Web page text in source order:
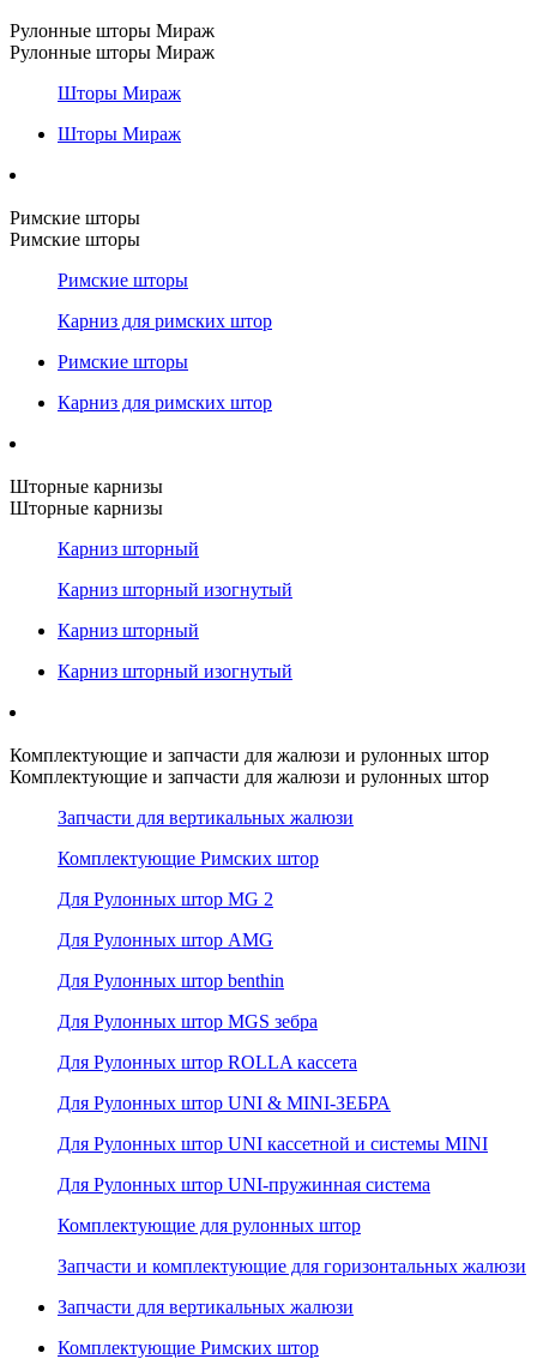
Рулонные шторы Мираж
Рулонные шторы Мираж
Шторы Мираж
Шторы Мираж
Римские шторы
Римские шторы
Римские шторы
Карниз для римских штор
Римские шторы
Карниз для римских штор
Шторные карнизы
Шторные карнизы
Карниз шторный
Карниз шторный изогнутый
Карниз шторный
Карниз шторный изогнутый
Комплектующие и запчасти для жалюзи и рулонных штор
Комплектующие и запчасти для жалюзи и рулонных штор
Запчасти для вертикальных жалюзи
Комплектующие Римских штор
Для Рулонных штор MG 2
Для Рулонных штор AMG
Для Рулонных штор benthin
Для Рулонных штор MGS зебра
Для Рулонных штор ROLLA кассета
Для Рулонных штор UNI & MINI-ЗЕБРА
Для Рулонных штор UNI кассетной и системы MINI
Для Рулонных штор UNI-пружинная система
Комплектующие для рулонных штор
Запчасти и комплектующие для горизонтальных жалюзи
Запчасти для вертикальных жалюзи
Комплектующие Римских штор